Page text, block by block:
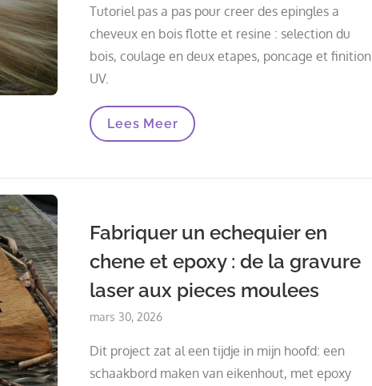
Tutoriel pas a pas pour creer des epingles a
cheveux en bois flotte et resine : selection du
bois, coulage en deux etapes, poncage et finition
UV.
Epingle
Bois
:
La
Trouvaille
De
Plage
Au
Bijou
Main
Lees Meer
Fabriquer un echequier en
chene et epoxy : de la gravure
laser aux pieces moulees
Posted
mars 30, 2026
Dit project zat al een tijdje in mijn hoofd: een
schaakbord maken van eikenhout, met epoxy